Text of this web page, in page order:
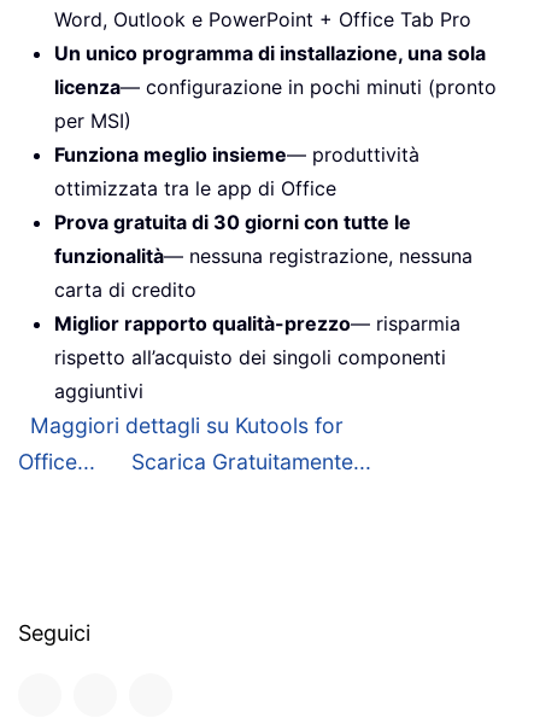
Word, Outlook e PowerPoint + Office Tab Pro
Un unico programma di installazione, una sola
licenza— configurazione in pochi minuti (pronto
per MSI)
Funziona meglio insieme— produttività
ottimizzata tra le app di Office
Prova gratuita di 30 giorni con tutte le
funzionalità— nessuna registrazione, nessuna
carta di credito
Miglior rapporto qualità-prezzo— risparmia
rispetto all’acquisto dei singoli componenti
aggiuntivi
Maggiori dettagli su Kutools for
Office...
Scarica Gratuitamente...
Seguici